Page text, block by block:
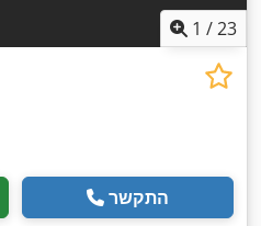
1 /23
התקשר